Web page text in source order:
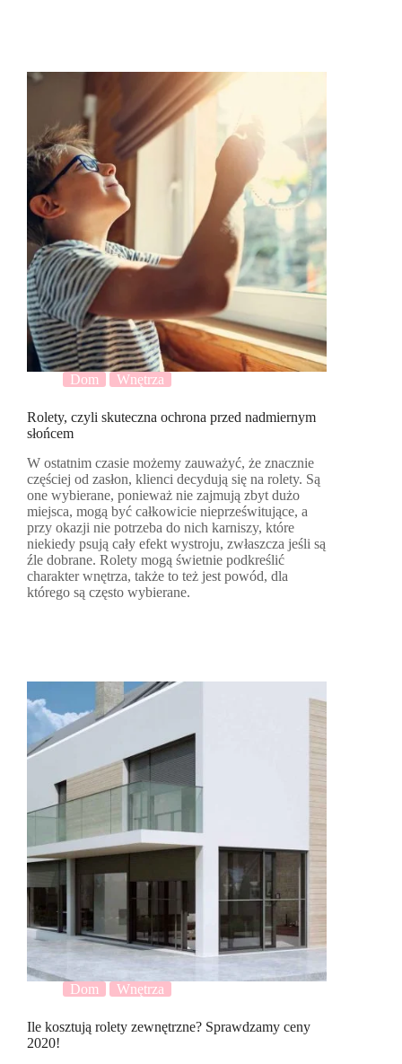
Dom Wnętrza
Rolety, czyli skuteczna ochrona przed nadmiernym
słońcem
W ostatnim czasie możemy zauważyć, że znacznie
częściej od zasłon, klienci decydują się na rolety. Są
one wybierane, ponieważ nie zajmują zbyt dużo
miejsca, mogą być całkowicie nieprześwitujące, a
przy okazji nie potrzeba do nich karniszy, które
niekiedy psują cały efekt wystroju, zwłaszcza jeśli są
źle dobrane. Rolety mogą świetnie podkreślić
charakter wnętrza, także to też jest powód, dla
którego są często wybierane.
Dom Wnętrza
Ile kosztują rolety zewnętrzne? Sprawdzamy ceny
2020!